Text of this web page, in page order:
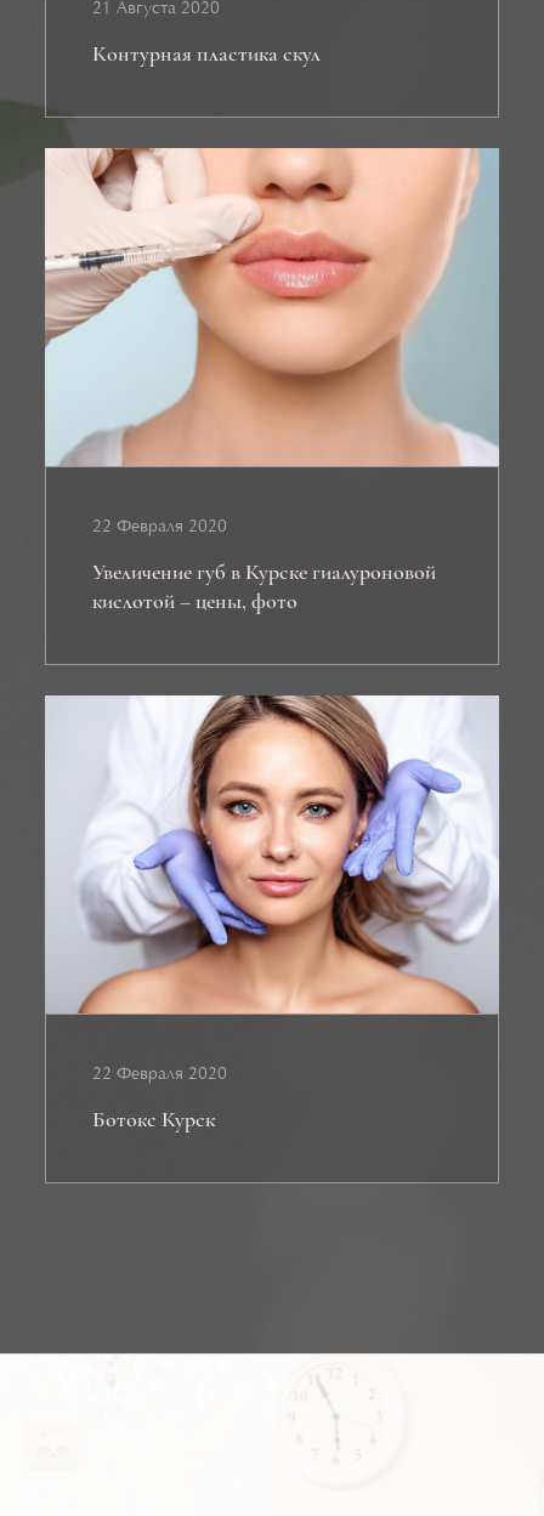
21 Августа 2020
Контурная пластика скул
22 Февраля 2020
Увеличение губ в Курске гиалуроновой
кислотой – цены, фото
22 Февраля 2020
Ботокс Курск